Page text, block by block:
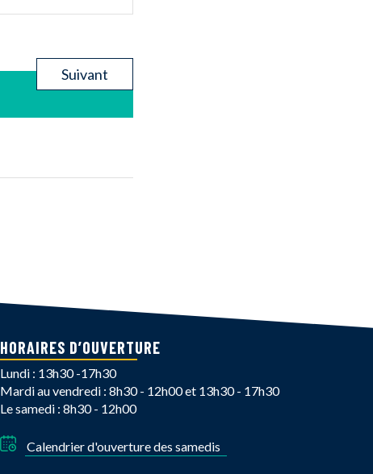
HORAIRES D’OUVERTURE
Lundi : 13h30 -17h30
Mardi au vendredi : 8h30 - 12h00 et 13h30 - 17h30
Le samedi : 8h30 - 12h00
Calendrier d'ouverture des samedis